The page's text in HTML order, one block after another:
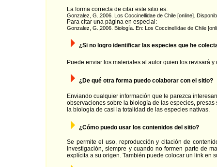
La forma correcta de citar este sitio es:
Gonzalez, G.,2006. Los Coccinellidae de Chile [online].
Para citar una página en especial:
Gonzalez, G.,2006. Biología. En: Los Coccinellidae de Chile
¿Si no logro identificar las especies que he
Puede enviar los materiales al autor quien los revisará
¿De qué otra forma puedo colaborar con el sitio?
Enviando cualquier información que le parezca
observaciones sobre la biología de las especies,
la biología de casi la totalidad de las especies nativas.
¿Cómo puedo usar los contenidos del sitio?
Se permite el uso, reproducción y citación de
investigación, siempre y cuando no formen parte de
explícita a su origen. También puede colocar un link en